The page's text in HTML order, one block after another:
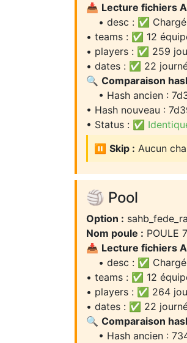
📥 Lecture fichiers
• desc : ✅ Chargé
• teams : ✅ 12
• players : ✅ 259
• dates : ✅ 22
🔍 Comparaison
• Hash ancien :
• Hash nouveau :
• Status : ✅
⏸️ Skip : Aucun
🏐 Pool
Option :
Nom poule : POULE 7
📥 Lecture fichiers
• desc : ✅ Chargé
• teams : ✅ 12
• players : ✅ 264
• dates : ✅ 22
🔍 Comparaison
• Hash ancien :